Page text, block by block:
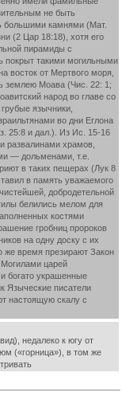
не быть
большими камнями (Мат.
(2 Цар 18:18), хотя его
пирамиды с
покрыт такими могильными
восток от Мертвого моря,
землею Моава (Чис. 22: 1;
народ во главе со
язычники,
во дни Еглона
25:8 и дал.). Из Ис. 15-16
развалинами храмов,
— дольменами, т.е.
в таких пещерах (Лук 8
в память уважаемого
добродетельной
белились мелом для
костями
гробниц пророков
на одну доску с их
же время презирают Закон
Могилами царей
богато украшенные
Языческие писатели
настоящую скалу с
недалеко к югу от
(«горница»), в том же